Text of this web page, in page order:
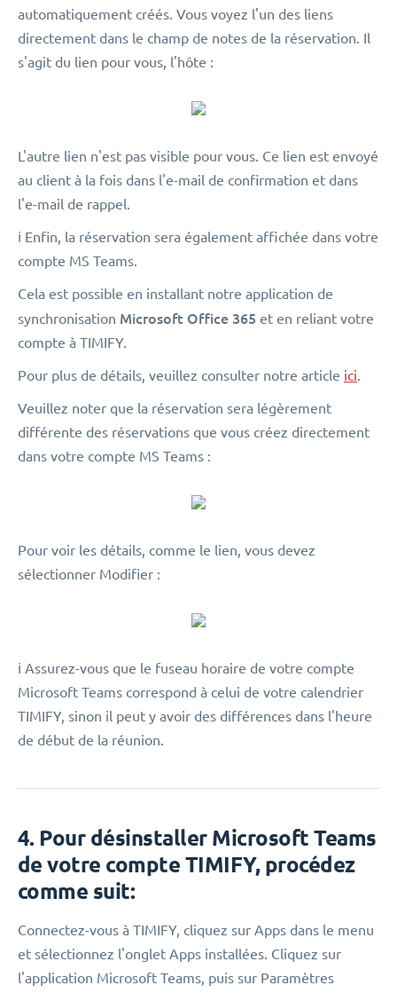
automatiquement créés. Vous voyez l'un des liens
directement dans le champ de notes de la réservation. Il
s'agit du lien pour vous, l'hôte :
L'autre lien n'est pas visible pour vous. Ce lien est envoyé
au client à la fois dans l'e-mail de confirmation et dans
l'e-mail de rappel.
ℹ️ Enfin, la réservation sera également affichée dans votre
compte MS Teams.
Cela est possible en installant notre application de
synchronisation Microsoft Office 365 et en reliant votre
compte à TIMIFY.
Pour plus de détails, veuillez consulter notre article ici.
Veuillez noter que la réservation sera légèrement
différente des réservations que vous créez directement
dans votre compte MS Teams :
Pour voir les détails, comme le lien, vous devez
sélectionner Modifier :
ℹ️ Assurez-vous que le fuseau horaire de votre compte
Microsoft Teams correspond à celui de votre calendrier
TIMIFY, sinon il peut y avoir des différences dans l'heure
de début de la réunion.
4. Pour désinstaller Microsoft Teams
de votre compte TIMIFY, procédez
comme suit:
Connectez-vous à TIMIFY, cliquez sur Apps dans le menu
et sélectionnez l'onglet Apps installées. Cliquez sur
l'application Microsoft Teams, puis sur Paramètres